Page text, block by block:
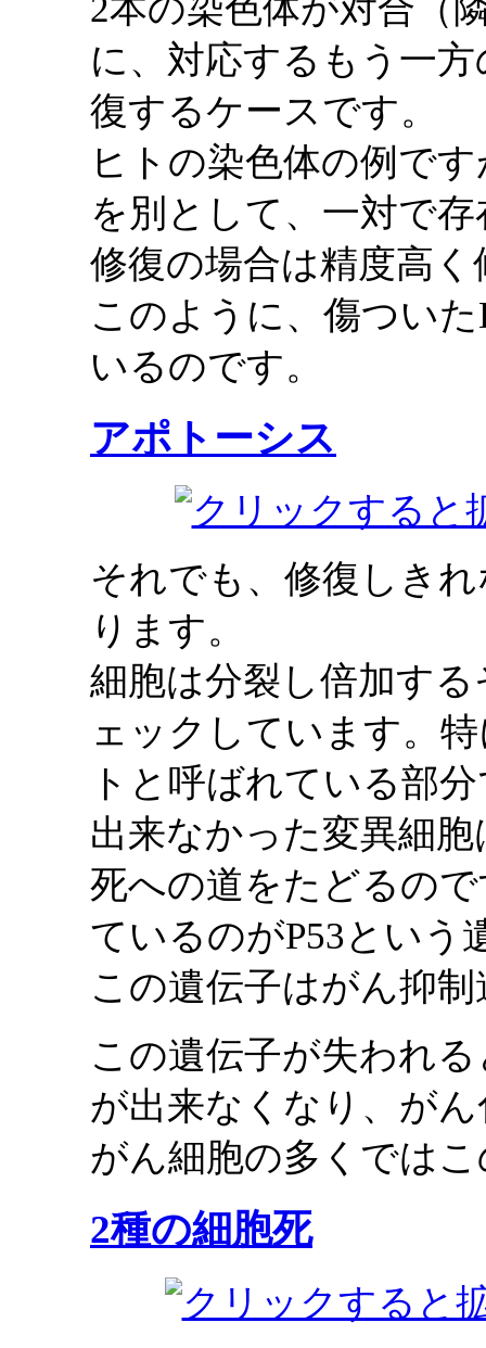
2本の染色体が対合（
に、対応するもう一
復するケースです。
ヒトの染色体の例で
を別として、一対で
修復の場合は精度高
このように、傷つい
いるのです。
アポトーシス
それでも、修復しき
ります。
細胞は分裂し倍加す
ェックしています。
トと呼ばれている部
出来なかった変異細
死への道をたどるの
ているのがP53という
この遺伝子はがん抑
この遺伝子が失われ
が出来なくなり、が
がん細胞の多くでは
2種の細胞死